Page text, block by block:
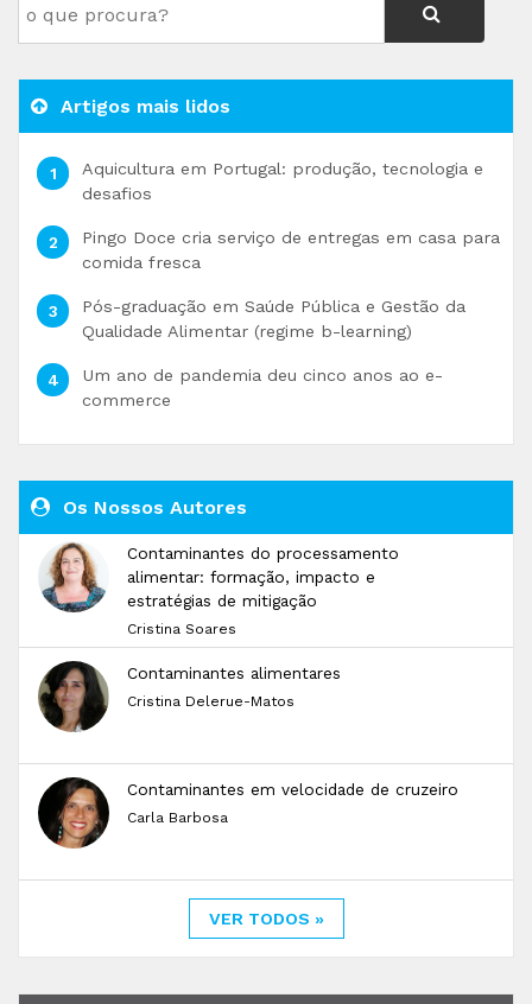
Artigos mais lidos
Aquicultura em Portugal: produção, tecnologia e
desafios
Pingo Doce cria serviço de entregas em casa para
comida fresca
Pós-graduação em Saúde Pública e Gestão da
Qualidade Alimentar (regime b-learning)
Um ano de pandemia deu cinco anos ao e-
commerce
Os Nossos Autores
Contaminantes do processamento
alimentar: formação, impacto e
estratégias de mitigação
Cristina Soares
Contaminantes alimentares
Cristina Delerue-Matos
Contaminantes em velocidade de cruzeiro
Carla Barbosa
VER TODOS »